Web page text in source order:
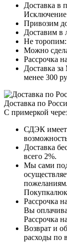
Доставка в
Исключение
Привозим
Доставим в
Не торопим:
Можно
Рассрочка
Доставка
менее 300
Доставка по
С примеркой
СДЭК имеет
Доставка
всего 2%.
Мы сами
Рассрочка
Вы
Рассрочка
Возврат и
расходы по